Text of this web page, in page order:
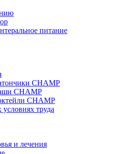
питание
CHAMP
CHAMP
CHAMP
труда
и лечения